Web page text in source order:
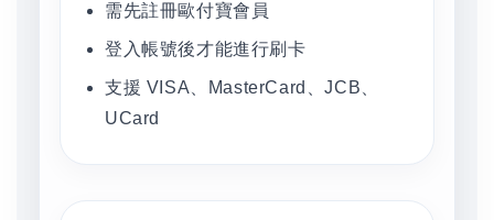
需先註冊歐付寶會員
登入帳號後才能進行刷卡
支援 VISA、MasterCard、JCB、
UCard